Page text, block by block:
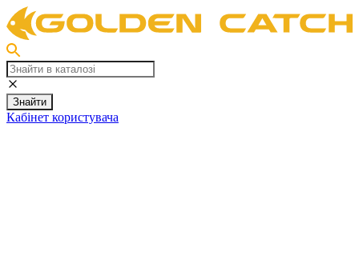
Знайти
Кабінет користувача